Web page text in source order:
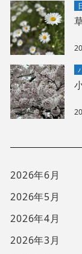
2026年6月
2026年5月
2026年4月
2026年3月